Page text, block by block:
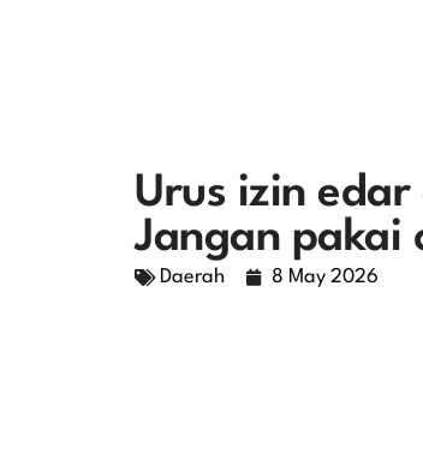
Urus izin edar
Jangan pakai
Daerah 8 May 2026